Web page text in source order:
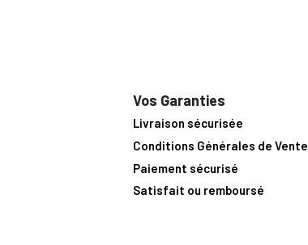
Vos Garanties
Livraison sécurisée
Conditions Générales de Vente
Paiement sécurisé
Satisfait ou remboursé